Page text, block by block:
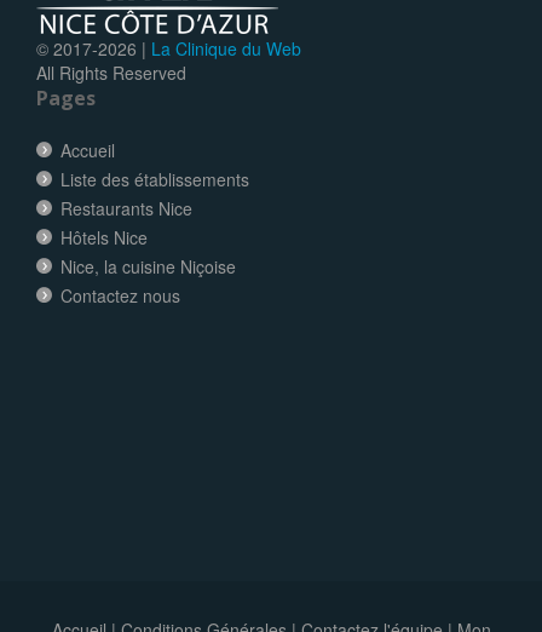
© 2017-2026 | La Clinique du Web
All Rights Reserved
Pages
Accueil
Liste des établissements
Restaurants Nice
Hôtels Nice
Nice, la cuisine Niçoise
Contactez nous